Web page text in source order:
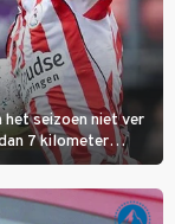
seizoen niet ver
7 kilometer
Ferri aan van